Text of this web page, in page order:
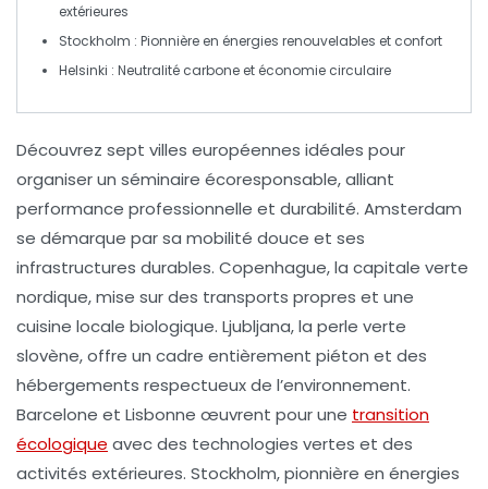
extérieures
Stockholm : Pionnière en énergies renouvelables et confort
Helsinki : Neutralité carbone et économie circulaire
Découvrez sept villes européennes idéales pour
organiser un séminaire écoresponsable, alliant
performance professionnelle et durabilité. Amsterdam
se démarque par sa mobilité douce et ses
infrastructures durables. Copenhague, la capitale verte
nordique, mise sur des transports propres et une
cuisine locale biologique. Ljubljana, la perle verte
slovène, offre un cadre entièrement piéton et des
hébergements respectueux de l’environnement.
Barcelone et Lisbonne œuvrent pour une transition
écologique avec des technologies vertes et des
activités extérieures. Stockholm, pionnière en énergies